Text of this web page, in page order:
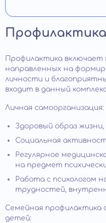
Профилактика
Профилактика включает
направленных на
личности и
входит в данный
Личная самоорганизация:
Здоровый образ жизни,
Социальная
Регулярное
на предмет
Работа с психологом
трудностей,
Семейная профилактика
детей: